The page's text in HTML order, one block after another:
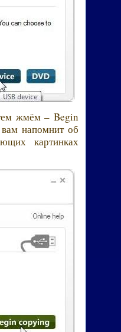
жмём – Begin
напомнит об
картинках